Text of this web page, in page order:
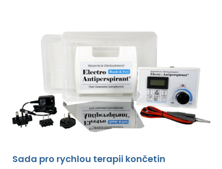
Sada pro rychlou terapii končetin